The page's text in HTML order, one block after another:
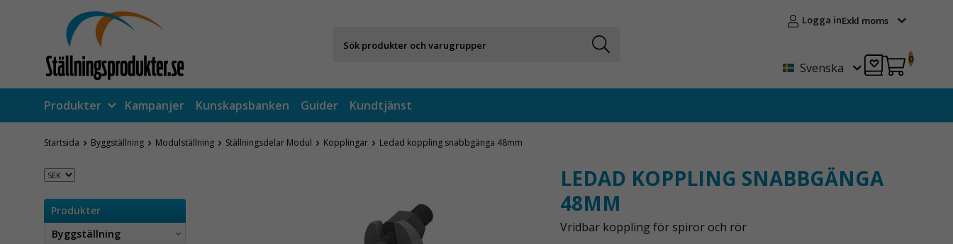
Logga inExkl moms
Svenska
0
Produkter Kampanjer Kunskapsbanken Guider Kundtjänst
Startsida Byggställning Modulställning Ställningsdelar Modul Kopplingar Ledad koppling snabbgänga 48mm
Produkter
Byggställning
LEDAD KOPPLING SNABBGÄNGA
48MM
Vridbar koppling för spiror och rör